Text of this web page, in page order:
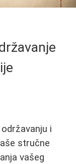
i
stručne
vašeg